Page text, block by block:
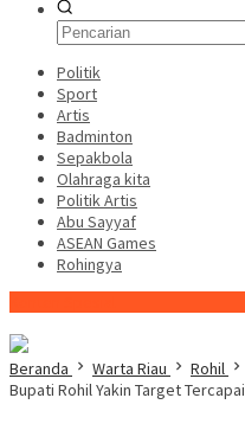
Politik
Sport
Artis
Badminton
Sepakbola
Olahraga kita
Politik Artis
Abu Sayyaf
ASEAN Games
Rohingya
Beranda Warta Riau Rohil
Bupati Rohil Yakin Target Tercapai